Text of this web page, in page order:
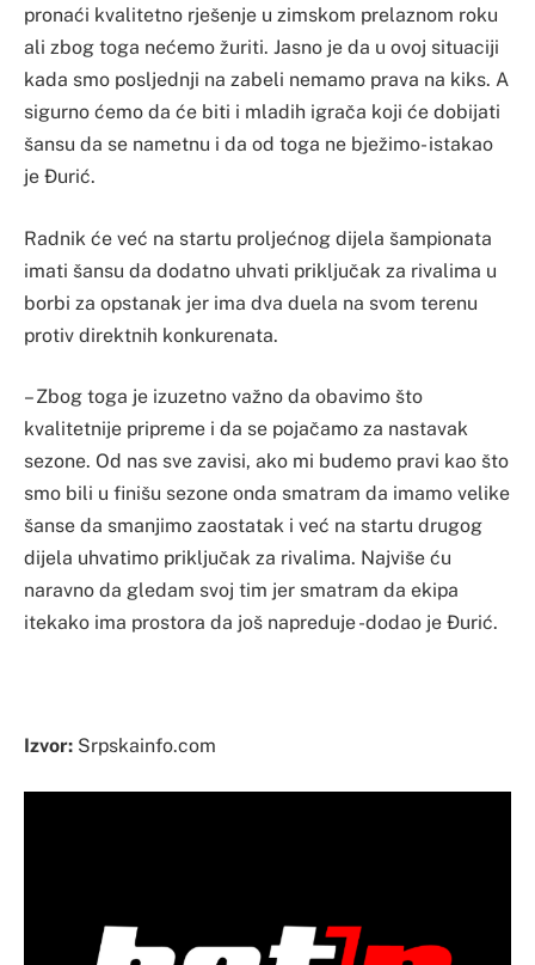
pronaći kvalitetno rješenje u zimskom prelaznom roku
ali zbog toga nećemo žuriti. Jasno je da u ovoj situaciji
kada smo posljednji na zabeli nemamo prava na kiks. A
sigurno ćemo da će biti i mladih igrača koji će dobijati
šansu da se nametnu i da od toga ne bježimo- istakao
je Đurić.
Radnik će već na startu proljećnog dijela šampionata
imati šansu da dodatno uhvati priključak za rivalima u
borbi za opstanak jer ima dva duela na svom terenu
protiv direktnih konkurenata.
– Zbog toga je izuzetno važno da obavimo što
kvalitetnije pripreme i da se pojačamo za nastavak
sezone. Od nas sve zavisi, ako mi budemo pravi kao što
smo bili u finišu sezone onda smatram da imamo velike
šanse da smanjimo zaostatak i već na startu drugog
dijela uhvatimo priključak za rivalima. Najviše ću
naravno da gledam svoj tim jer smatram da ekipa
itekako ima prostora da još napreduje -dodao je Đurić.
Izvor: Srpskainfo.com